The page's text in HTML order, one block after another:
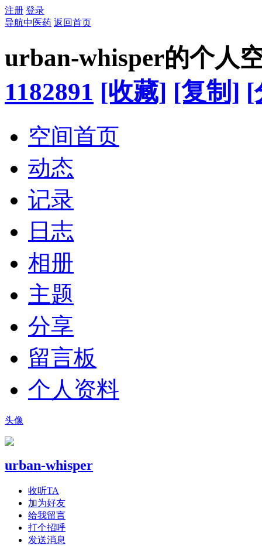
注册 登录
导航中医药 返回首页
urban-whisper的个人
1182891 [收藏] [复制] [
空间首页
动态
记录
日志
相册
主题
分享
留言板
个人资料
头像
urban-whisper
收听TA
加为好友
给我留言
打个招呼
发送消息